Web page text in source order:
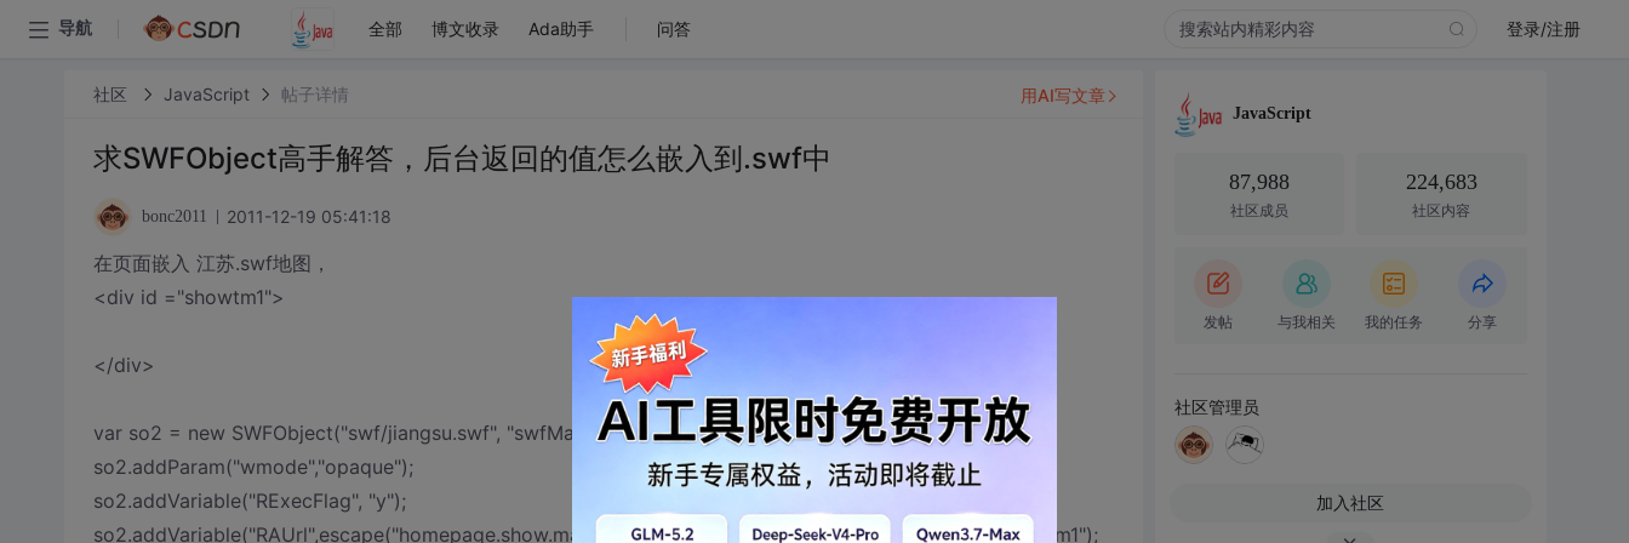
导航 全部 博文收录 Ada助手 问答 登录/注册
社区 JavaScript 帖子详情
求SWFObject高手解答，后台返回的值怎么嵌入到.swf中
bonc2011 2011-12-19 05:41:18
在页面嵌入 江苏.swf地图，
<div id ="showtm1">
</div>
var so2 = new SWFObject("swf/jiangsu.swf", "swfMap", "479", "270", "6", "#ffffff");
so2.addParam("wmode","opaque");
so2.addVariable("RExecFlag", "y");
so2.addVariable("RAUrl",escape("homepage.show.map.do?dayId=20111205");//这里报错 so2.write("showtm1");
用AI写文章
JavaScript
87,988
社区成员
224,683
社区内容
发帖 与我相关 我的任务 分享
社区管理员
加入社区